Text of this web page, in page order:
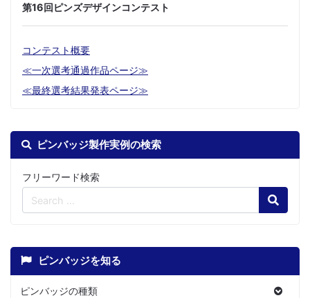
ピンバッジ製作実例の検索
フリーワード検索
Search
ピンバッジを知る
ピンバッジの種類
第16回ピンズデザインコンテスト
コンテスト概要
≪一次選考通過作品ページ≫
≪最終選考結果発表ページ≫